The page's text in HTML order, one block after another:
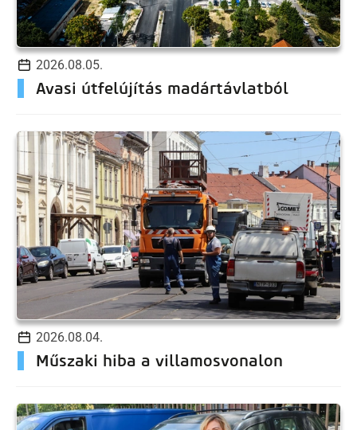
2026.08.05.
Avasi útfelújítás madártávlatból
2026.08.04.
Műszaki hiba a villamosvonalon